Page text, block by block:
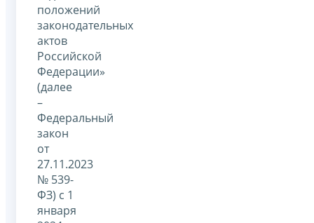
положений
законодательных
актов
Российской
Федерации»
(далее
–
Федеральный
закон
от
27.11.2023
№ 539-
ФЗ) с 1
января